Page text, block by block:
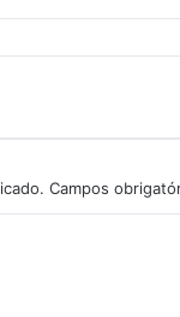
Campos